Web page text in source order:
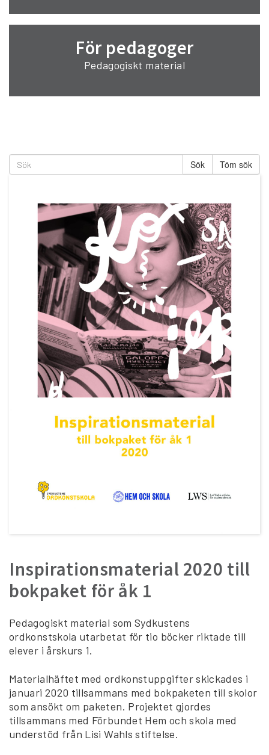
För pedagoger
Pedagogiskt material
Töm sök
Inspirationsmaterial 2020 till
bokpaket för åk 1
Pedagogiskt material som Sydkustens
ordkonstskola utarbetat för tio böcker riktade till
elever i årskurs 1.
Materialhäftet med ordkonstuppgifter skickades i
januari 2020 tillsammans med bokpaketen till skolor
som ansökt om paketen. Projektet gjordes
tillsammans med Förbundet Hem och skola med
understöd från Lisi Wahls stiftelse.